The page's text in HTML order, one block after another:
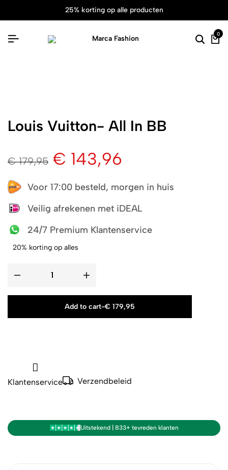
25% korting op alle producten
0
Louis Vuitton- All In BB
€179,95 € 143,96
Voor 17:00 besteld, morgen in huis
Veilig afrekenen met iDEAL
24/7 Premium Klantenservice
20% korting op alles
Add to cart-€ 179,95
Klantenservice Verzendbeleid
Uitstekend | 833+ tevreden klanten